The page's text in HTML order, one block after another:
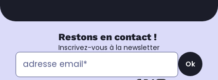
Restons en contact !
Inscrivez-vous à la newsletter
Ok